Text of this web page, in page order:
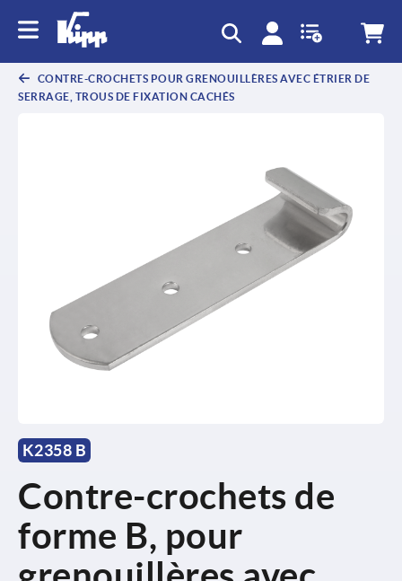
CONTRE-CROCHETS POUR GRENOUILLÈRES AVEC ÉTRIER DE
SERRAGE, TROUS DE FIXATION CACHÉS
K2358 B
Contre-crochets de
forme B, pour